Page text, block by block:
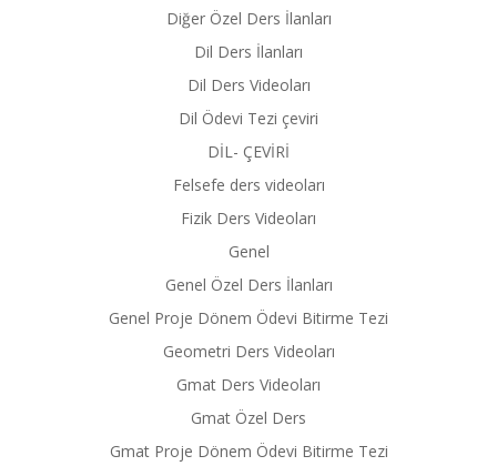
Diğer Özel Ders İlanları
Dil Ders İlanları
Dil Ders Videoları
Dil Ödevi Tezi çeviri
DİL- ÇEVİRİ
Felsefe ders videoları
Fizik Ders Videoları
Genel
Genel Özel Ders İlanları
Genel Proje Dönem Ödevi Bitirme Tezi
Geometri Ders Videoları
Gmat Ders Videoları
Gmat Özel Ders
Gmat Proje Dönem Ödevi Bitirme Tezi